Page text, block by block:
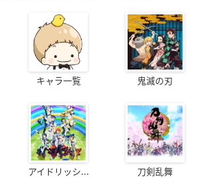
キャラ一覧 鬼滅の刃
アイドリッシ... 刀剣乱舞